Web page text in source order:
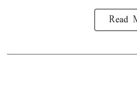
Read